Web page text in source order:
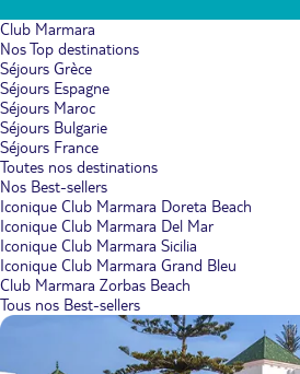
Club Marmara
Nos Top destinations
Séjours Grèce
Séjours Espagne
Séjours Maroc
Séjours Bulgarie
Séjours France
Toutes nos destinations
Nos Best-sellers
Iconique Club Marmara Doreta Beach
Iconique Club Marmara Del Mar
Iconique Club Marmara Sicilia
Iconique Club Marmara Grand Bleu
Club Marmara Zorbas Beach
Tous nos Best-sellers